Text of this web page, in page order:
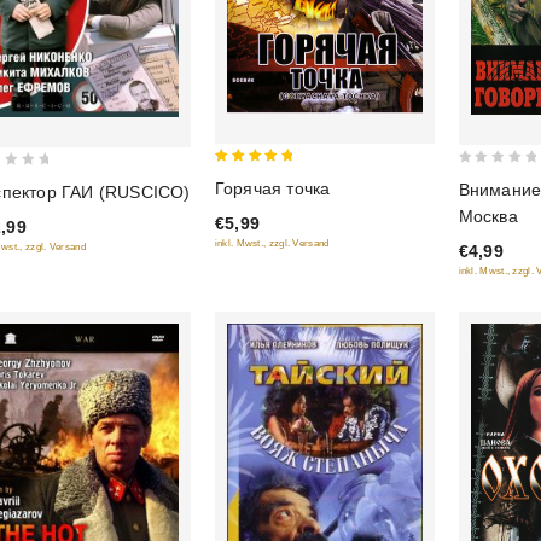
ГАИ (RUSCICO)
zzgl. Versand
out of 5
Горячая точка
€5,99
inkl. Mwst., zzgl. Versand
of
5
Москва
€4,99
inkl. Mwst., zzgl.